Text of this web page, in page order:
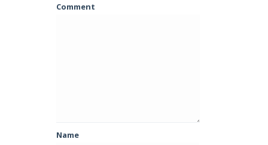
Comment
Name